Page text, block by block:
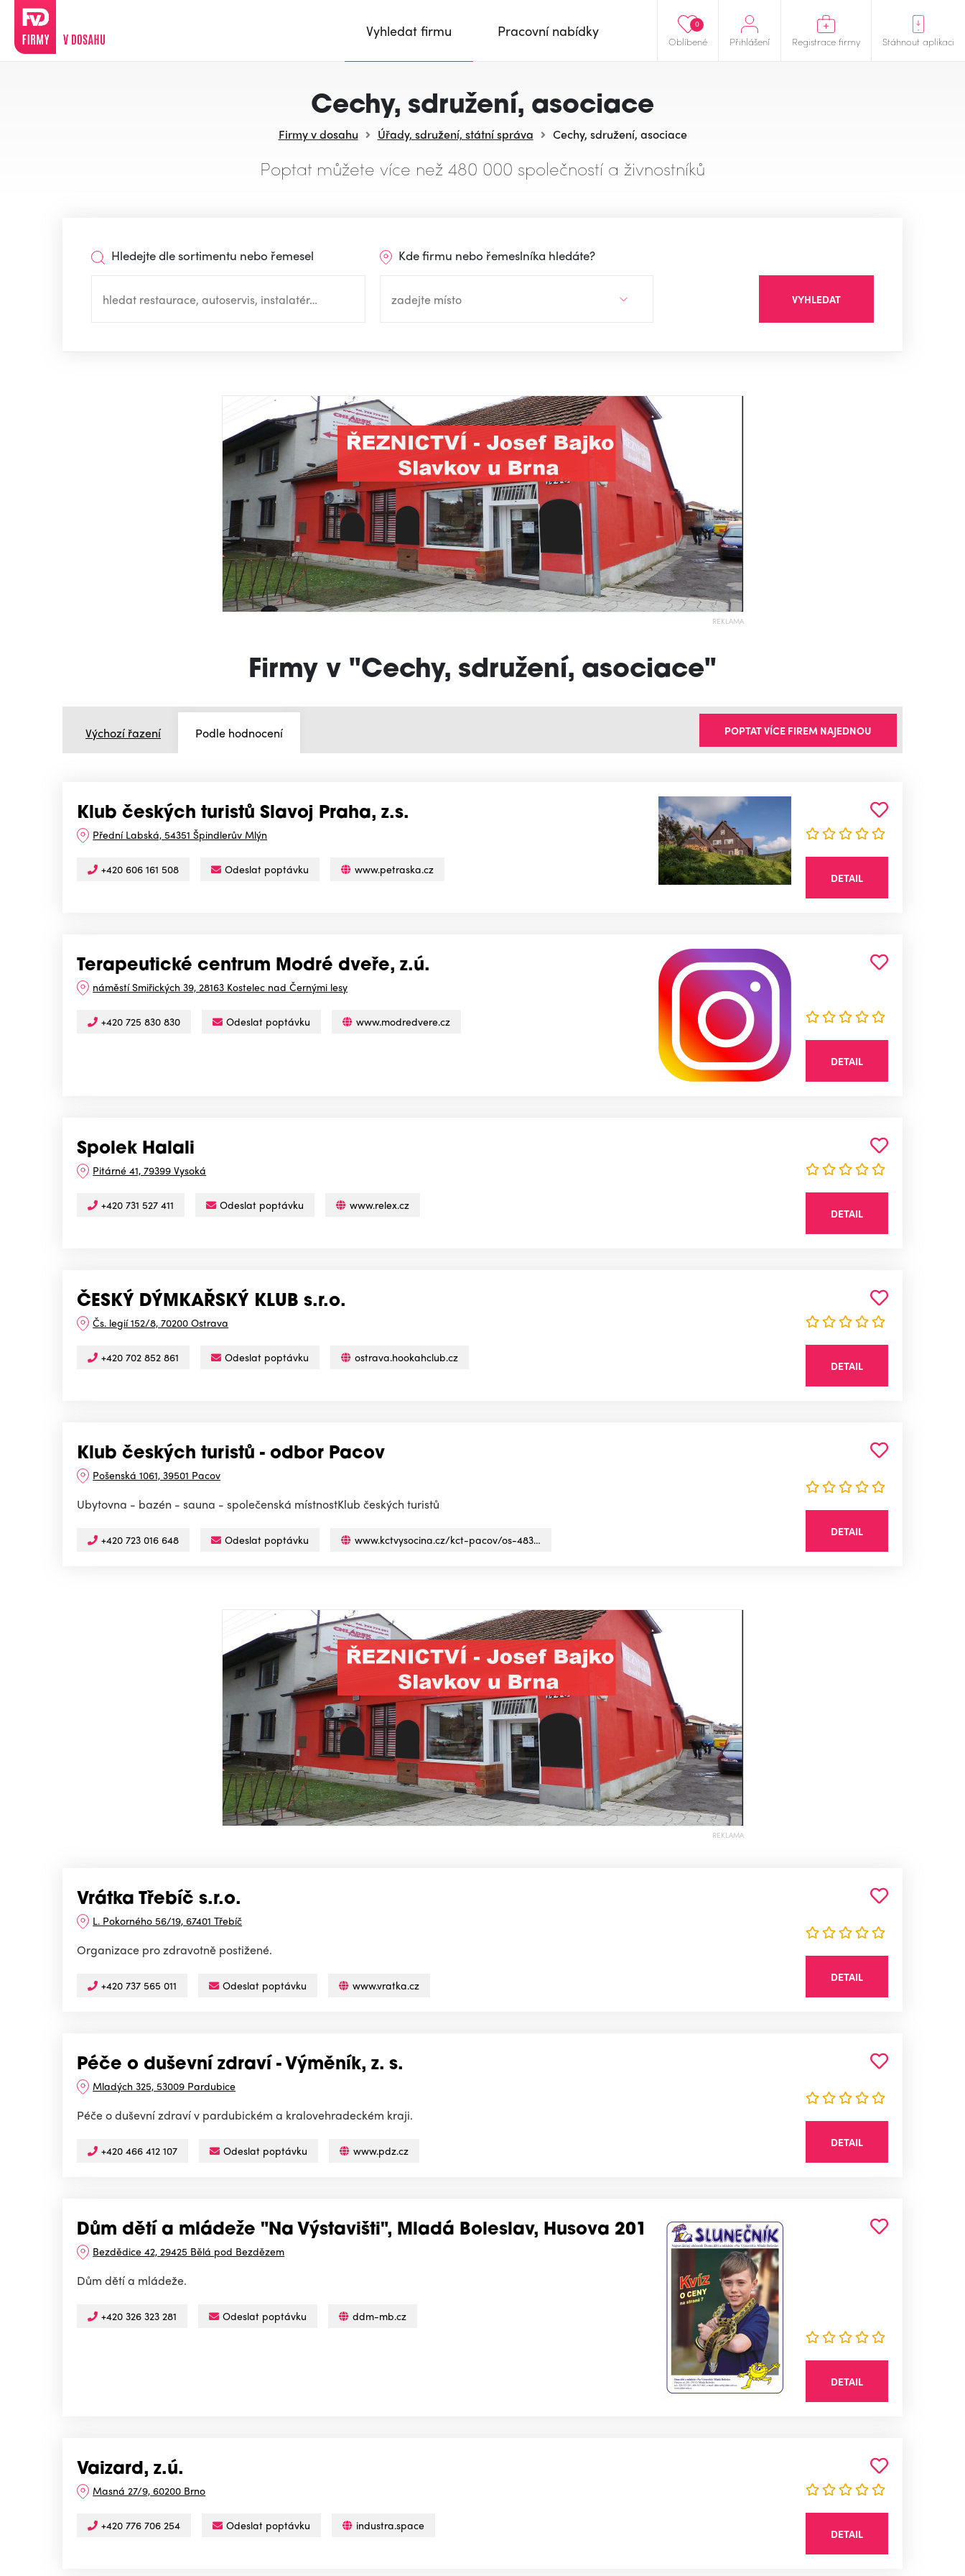
Oblíbené
0
Přihlášení Registrace firmy Stáhnout aplikaci
Vyhledat firmu Pracovní nabídky
Cechy, sdružení, asociace
Firmy v dosahu Úřady, sdružení, státní správa Cechy, sdružení, asociace
Poptat můžete více než 480 000 společností a živnostníků
Hledejte dle sortimentu nebo řemesel Kde firmu nebo řemeslníka hledáte?
VYHLEDAT
REKLAMA
Firmy v "Cechy, sdružení, asociace"
Výchozí řazení Podle hodnocení POPTAT VÍCE FIREM NAJEDNOU
Klub českých turistů Slavoj Praha, z.s.
Přední Labská, 54351 Špindlerův Mlýn
+420 606 161 508 Odeslat poptávku www.petraska.cz
DETAIL
Terapeutické centrum Modré dveře, z.ú.
náměstí Smiřických 39, 28163 Kostelec nad Černými lesy
+420 725 830 830 Odeslat poptávku www.modredvere.cz
DETAIL
Spolek Halali
Pitárné 41, 79399 Vysoká
+420 731 527 411 Odeslat poptávku www.relex.cz
DETAIL
ČESKÝ DÝMKAŘSKÝ KLUB s.r.o.
Čs. legií 152/8, 70200 Ostrava
+420 702 852 861 Odeslat poptávku ostrava.hookahclub.cz
DETAIL
Klub českých turistů - odbor Pacov
Pošenská 1061, 39501 Pacov
Ubytovna - bazén - sauna - společenská místnostKlub českých turistů
+420 723 016 648 Odeslat poptávku www.kctvysocina.cz/kct-pacov/os-483…
DETAIL
REKLAMA
Vrátka Třebíč s.r.o.
L. Pokorného 56/19, 67401 Třebíč
Organizace pro zdravotně postižené.
+420 737 565 011 Odeslat poptávku www.vratka.cz
DETAIL
Péče o duševní zdraví - Výměník, z. s.
Mladých 325, 53009 Pardubice
Péče o duševní zdraví v pardubickém a kralovehradeckém kraji.
+420 466 412 107 Odeslat poptávku www.pdz.cz
DETAIL
Dům dětí a mládeže "Na Výstavišti", Mladá Boleslav, Husova 201
Bezdědice 42, 29425 Bělá pod Bezdězem
Dům dětí a mládeže.
+420 326 323 281 Odeslat poptávku ddm-mb.cz
DETAIL
Vaizard, z.ú.
Masná 27/9, 60200 Brno
+420 776 706 254 Odeslat poptávku industra.space
DETAIL